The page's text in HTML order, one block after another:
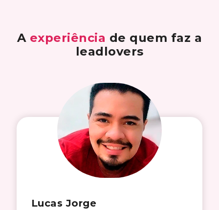
A experiência de quem faz a
leadlovers
Lucas Jorge